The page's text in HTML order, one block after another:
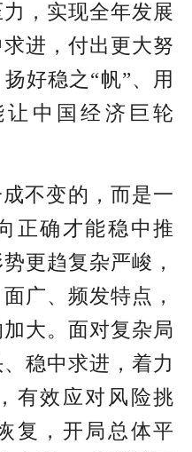
，实现全年发展
进，付出更大努
好稳之“帆”、用
中国经济巨轮
不变的，而是一
正确才能稳中推
更趋复杂严峻，
广、频发特点，
大。面对复杂局
稳中求进，着力
有效应对风险挑
复，开局总体平